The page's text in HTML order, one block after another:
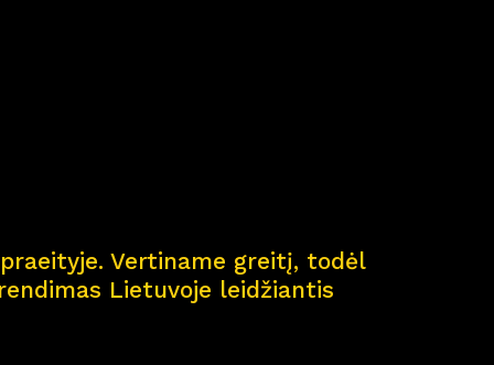
Vertiname greitį, todėl
Lietuvoje leidžiantis